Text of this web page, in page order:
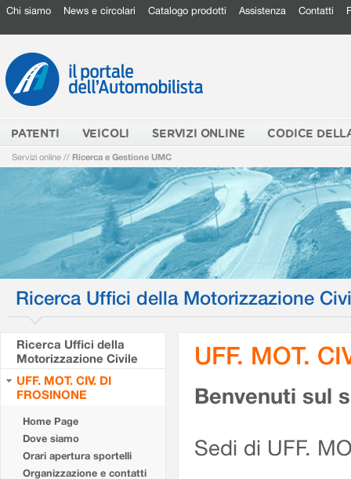
Chi siamo News e circolari Catalogo prodotti Assistenza Contatti
PATENTI VEICOLI SERVIZI ONLINE CODICE
Servizi online // Ricerca e Gestione UMC
Ricerca Uffici della Motorizzazione
Ricerca Uffici della
Motorizzazione Civile
UFF. MOT. CIV. DI
FROSINONE
Home Page
Dove siamo
Orari apertura sportelli
Organizzazione e contatti
UFF. MOT.
Benvenuti sul
Sedi di UFF.